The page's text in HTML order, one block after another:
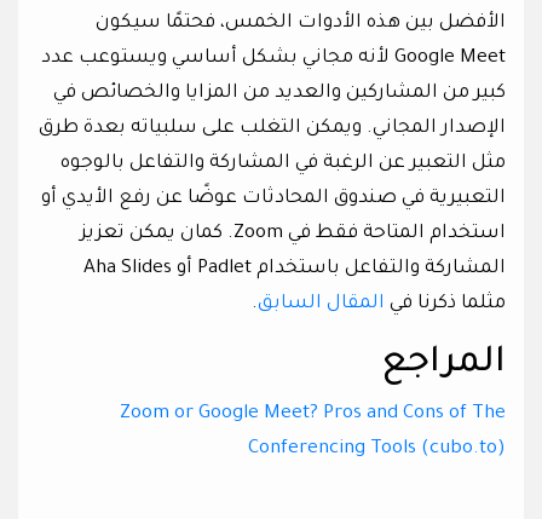
الأفضل بين هذه الأدوات الخمس، فحتمًا سيكون
Google Meet لأنه مجاني بشكل أساسي ويستوعب عدد
كبير من المشاركين والعديد من المزايا والخصائص في
الإصدار المجاني. ويمكن التغلب على سلبياته بعدة طرق
مثل التعبير عن الرغبة في المشاركة والتفاعل بالوجوه
التعبيرية في صندوق المحادثات عوضًا عن رفع الأيدي أو
استخدام المتاحة فقط في Zoom. كمان يمكن تعزيز
المشاركة والتفاعل باستخدام Padlet أو Aha Slides
مثلما ذكرنا في المقال السابق.
المراجع
Zoom or Google Meet? Pros and Cons of The
Conferencing Tools (cubo.to)